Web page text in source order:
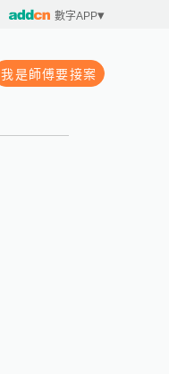
數字APP
我是師傅要接案